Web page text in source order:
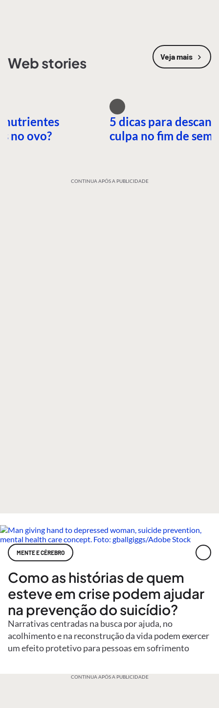
Web stories Veja mais
nutrientes
no ovo?
5 dicas para
culpa no fim de
CONTINUA APÓS A PUBLICIDADE
MENTE E CÉREBRO
Como as histórias de quem
esteve em crise podem ajudar
na prevenção do suicídio?
Narrativas centradas na busca por ajuda, no
acolhimento e na reconstrução da vida podem exercer
um efeito protetivo para pessoas em sofrimento
CONTINUA APÓS A PUBLICIDADE